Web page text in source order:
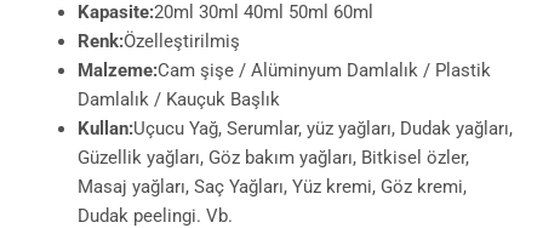
Kapasite:20ml 30ml 40ml 50ml 60ml
Renk:Özelleştirilmiş
Malzeme:Cam şişe / Alüminyum Damlalık / Plastik
Damlalık / Kauçuk Başlık
Kullan:Uçucu Yağ, Serumlar, yüz yağları, Dudak yağları,
Güzellik yağları, Göz bakım yağları, Bitkisel özler,
Masaj yağları, Saç Yağları, Yüz kremi, Göz kremi,
Dudak peelingi. Vb.